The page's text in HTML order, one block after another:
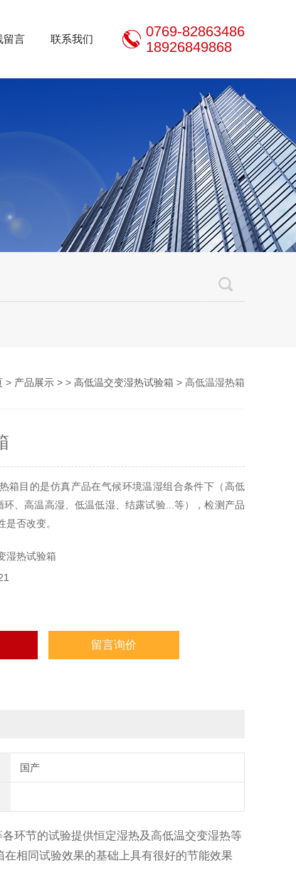
留言 联系我们
0769-82863486
18926849868
> 产品展示 > > 高低温交变湿热试验箱 > 高低温湿热箱
箱目的是仿真产品在气候环境温湿组合条件下（高低
环、高温高湿、低温低湿、结露试验...等），检测产品
否改变。
） 避免认知不同，并缩小量测不确定的因素范围发
湿热试验箱
留言询价
国产
环节的试验提供恒定湿热及高低温交变湿热等
相同试验效果的基础上具有很好的节能效果